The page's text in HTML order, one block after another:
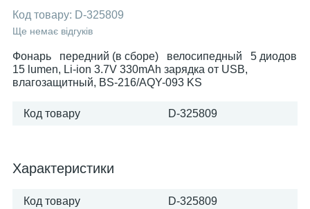
Код товару: D-325809
Ще немає відгуків
Фонарь передний (в сборе) велосипедный 5 диодов
15 lumen, Li-ion 3.7V 330mAh зарядка от USB,
влагозащитный, BS-216/АQY-093 KS
Код товару D-325809
Характеристики
Код товару D-325809